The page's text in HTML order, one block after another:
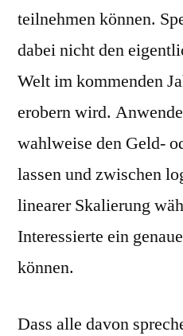
teilnehmen können.
dabei nicht den
Welt im kommenden
erobern wird.
wahlweise den Geld-
lassen und zwischen
linearer Skalierung
Interessierte ein
können.
Dass alle davon